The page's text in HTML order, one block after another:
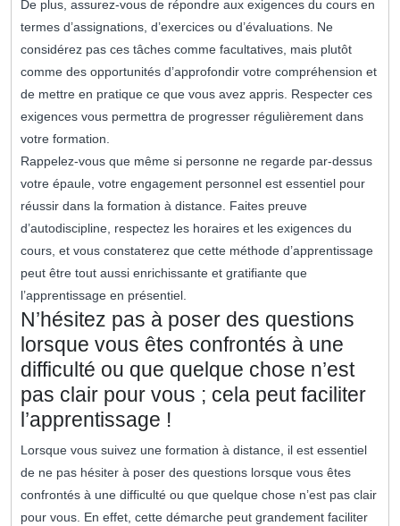
De plus, assurez-vous de répondre aux exigences du cours en
termes d’assignations, d’exercices ou d’évaluations. Ne
considérez pas ces tâches comme facultatives, mais plutôt
comme des opportunités d’approfondir votre compréhension et
de mettre en pratique ce que vous avez appris. Respecter ces
exigences vous permettra de progresser régulièrement dans
votre formation.
Rappelez-vous que même si personne ne regarde par-dessus
votre épaule, votre engagement personnel est essentiel pour
réussir dans la formation à distance. Faites preuve
d’autodiscipline, respectez les horaires et les exigences du
cours, et vous constaterez que cette méthode d’apprentissage
peut être tout aussi enrichissante et gratifiante que
l’apprentissage en présentiel.
N’hésitez pas à poser des questions
lorsque vous êtes confrontés à une
difficulté ou que quelque chose n’est
pas clair pour vous ; cela peut faciliter
l’apprentissage !
Lorsque vous suivez une formation à distance, il est essentiel
de ne pas hésiter à poser des questions lorsque vous êtes
confrontés à une difficulté ou que quelque chose n’est pas clair
pour vous. En effet, cette démarche peut grandement faciliter